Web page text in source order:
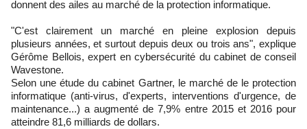
donnent des ailes au marché de la protection informatique.
"C'est clairement un marché en pleine explosion depuis
plusieurs années, et surtout depuis deux ou trois ans", explique
Gérôme Bellois, expert en cybersécurité du cabinet de conseil
Wavestone.
Selon une étude du cabinet Gartner, le marché de le protection
informatique (anti-virus, d'experts, interventions d'urgence, de
maintenance...) a augmenté de 7,9% entre 2015 et 2016 pour
atteindre 81,6 milliards de dollars.